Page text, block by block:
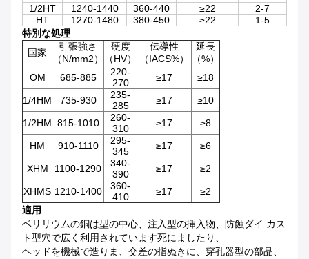
1/2HT
1240-1440 360-440 ≥22
2-7
HT
1270-1480 380-450 ≥22
1-5
特別な処理
国家
引張強さ
（N/mm2）
硬度
（HV）
伝導性
（IACS%）
延長
（%）
OM
685-885
220-
270
≥17 ≥18
1/4HM 735-930
235-
285
≥17 ≥10
1/2HM 815-1010
260-
310
≥17 ≥8
HM 910-1110
295-
345
≥17 ≥6
XHM 1100-1290
340-
390
≥17 ≥2
XHMS 1210-1400
360-
410
≥17
≥2
適用
ベリリウムの銅は型の中心、注入型の挿入物、防蝕ダイ カス
ト型穴で広く利用されています死にましたり、
ヘッドを機械で造りま、交差の指ぬきに、穿孔器型の部品、